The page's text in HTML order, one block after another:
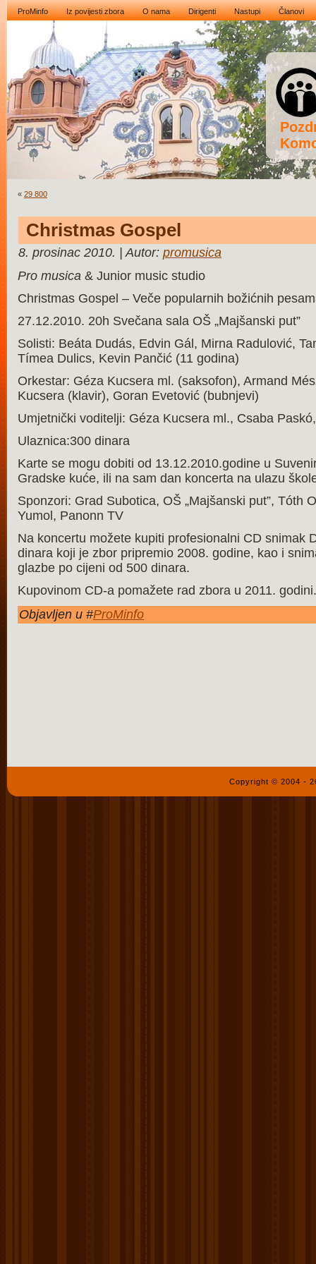
ProMinfo Iz povijesti zbora O nama Dirigenti Nastupi Članovi
« 29 800
Christmas Gospel
8. prosinac 2010. | Autor: promusica
Pro musica & Junior music studio
Christmas Gospel – Veče popularnih božićnih
27.12.2010. 20h Svečana sala OŠ „Majšanski put”
Solisti: Beáta Dudás, Edvin Gál, Mirna Radulović,
Tímea Dulics, Kevin Pančić (11 godina)
Orkestar: Géza Kucsera ml. (saksofon), Armand
Kucsera (klavir), Goran Evetović (bubnjevi)
Umjetnički voditelji: Géza Kucsera ml., Csaba
Ulaznica:300 dinara
Karte se mogu dobiti od 13.12.2010.godine u
Gradske kuće, ili na sam dan koncerta na ulazu
Sponzori: Grad Subotica, OŠ „Majšanski put”, Tóth
Yumol, Panonn TV
Na koncertu možete kupiti profesionalni CD snimak
dinara koji je zbor pripremio 2008. godine, kao i
glazbe po cijeni od 500 dinara.
Kupovinom CD-a pomažete rad zbora u 2011.
Objavljen u #ProMinfo
Copyright © 2004 -